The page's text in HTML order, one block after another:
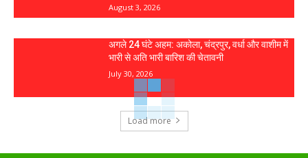
August 3, 2026
अगले 24 घंटे अहम: अकोला, चंद्रपुर, वर्धा और वाशीम में
भारी से अति भारी बारिश की चेतावनी
July 30, 2026
Load more